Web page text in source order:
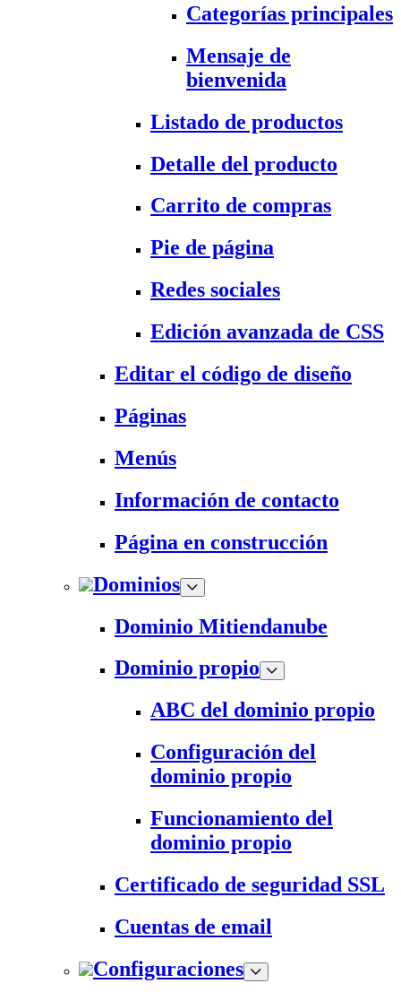
Categorías principales
Mensaje de
bienvenida
Listado de productos
Detalle del producto
Carrito de compras
Pie de página
Redes sociales
Edición avanzada de CSS
Editar el código de diseño
Páginas
Menús
Información de contacto
Página en construcción
Dominios
Dominio Mitiendanube
Dominio propio
ABC del dominio propio
Configuración del
dominio propio
Funcionamiento del
dominio propio
Certificado de seguridad SSL
Cuentas de email
Configuraciones